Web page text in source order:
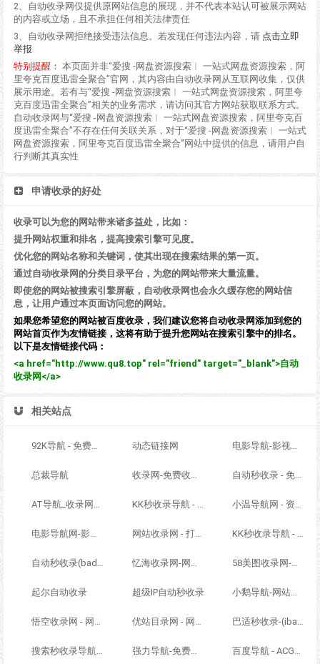
2、自动收录网仅提供原网站信息的展现，并不代表本站认可被展示网站
的内容或立场，且不承担任何相关法律责任
3、自动收录网拒绝接受违法信息。若发现任何违法内容，请 点击立即
举报
特别提醒： 本页面并非“爱搜 -网盘资源搜索︱ 一站式网盘资源搜索，阿
里夸克百度迅雷全聚合”官网，其内容由自动收录网从互联网收集，仅供
展示用途。若有与“爱搜 -网盘资源搜索︱ 一站式网盘资源搜索，阿里夸
克百度迅雷全聚合”相关的业务需求，请访问其官方网站获取联系方式。
自动收录网与“爱搜 -网盘资源搜索︱ 一站式网盘资源搜索，阿里夸克百
度迅雷全聚合”不存在任何关联关系，对于“爱搜 -网盘资源搜索︱ 一站式
网盘资源搜索，阿里夸克百度迅雷全聚合”网站中提供的信息，请用户自
行判断其真实性
申请收录的好处
收录可以为您的网站带来诸多益处，比如：
提升网站权重和排名，提高搜索引擎可见度。
优化您的网站名称和关键词，使其出现在搜索结果的第一页。
通过自动收录网的分类目录平台，为您的网站带来大量流量。
即使您的网站被搜索引擎屏蔽，自动收录网也会永久缓存您的网站信
息，让用户通过本页面访问您的网站。
如果您希望您的网站被百度收录，我们建议您将自动收录网添加到您的
网站首页作为友情链接，这将有助于提升您网站在搜索引擎中的排名。
以下是友情链接代码：
<a href="http://www.qu8.top" rel="friend" target="_blank">自动
收录网</a>
相关站点
92K导航 - 免费自动秒收录网址导航 动态链接网 电影导航-影视导航-电影站收录-自动收录网-网站收录
总裁导航 收录网-免费收录正规网站-免费发布软文 自动秒收录 - 免费自动秒收录网址导航
AT导航_收录网_免费收录网站_自动收录网_秒收录 KK秒收录导航 - ACG萌次元丨ACG导航网丨二次元导航丨资源网导航丨福利网址导航 - KK秒收录导航网 小温导航网 - 资源网址导航，汇集各大资源网，全网优质教程技术网，搜集资源就从这里开始
电影导航网-影视导航-电影搜索-影视搜索-电影站收录 网站收录网 - 打造最与众不同的站点收录网 KK秒收录导航 - ACG萌次元丨ACG导航网丨二次元导航丨资源网导航丨福利网址导航 - KK秒收录导航网
自动秒收录(badfl.com) - 全自动秒收录网 忆海收录网-网址外链_自动收录网站_自助友情链接平台_网站广告_软文发布_站长交易_站长资源 58美图收录网-自动收录网站-流量交换-自动链
起尔自动收录 超级IP自动秒收录 小鹅导航-网站收录-自动收录网-网址收录-自动秒收录
悟空收录网 - 网址导航大全 | 网站免费收录 | 软文外链发布平台 优站目录网 - 网址导航分类网站目录 - 自助网址提交自动收录 巴适秒收录-(ibashi.net) - 巴适导航分类网站目录 - 自助网址提交自动收录
搜索秒收录导航 - ACG萌次元丨ACG导航网丨二次元导航丨资源网导航丨福利网址导航 - SS秒收录导航网 强力导航-免费网站分类导航，提交收录，秒收录 百度导航 - ACG萌次元丨ACG导航网丨二次元导航丨资源网导航丨福利网址导航 - BaiDu导航